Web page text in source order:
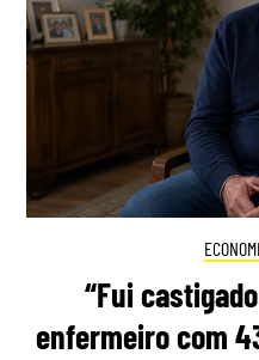
“Fui
enfermeiro com